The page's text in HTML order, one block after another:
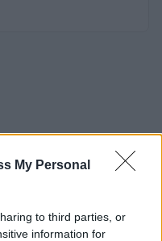
My Personal
to third parties, or
information for